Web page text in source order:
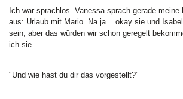
Ich war sprachlos. Vanessa sprach gerade meine
aus: Urlaub mit Mario. Na ja... okay sie und
sein, aber das würden wir schon geregelt
ich sie.
"Und wie hast du dir das vorgestellt?"